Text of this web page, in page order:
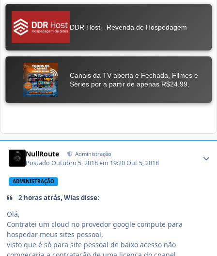
NullRoute Administração
PostadoOutubro 5, 2018 em 19:20Out 5, 2018
ADMINISTRAÇÃO
2 horas atrás, Wlas disse:
Olá,
Contratei um cloud no provedor google compute para
hospedar meus sites pessoal,
visto que é só para site pessoal de baixo acesso não